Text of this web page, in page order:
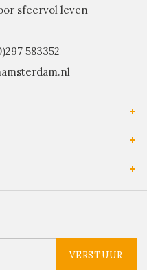
sfeervol leven
583352
VERSTUUR